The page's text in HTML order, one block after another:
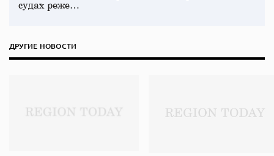
судах реже…
ДРУГИЕ НОВОСТИ